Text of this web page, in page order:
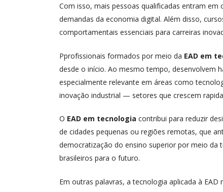
Com isso, mais pessoas qualificadas entram
demandas da economia digital. Além disso,
comportamentais essenciais para carreiras
Pprofissionais formados por meio da EAD em
desde o início. Ao mesmo tempo, desenvolvem
especialmente relevante em áreas como
inovação industrial — setores que crescem
O EAD em tecnologia contribui para reduzir
de cidades pequenas ou regiões remotas, que
democratização do ensino superior por meio da
brasileiros para o futuro.
Em outras palavras, a tecnologia aplicada à